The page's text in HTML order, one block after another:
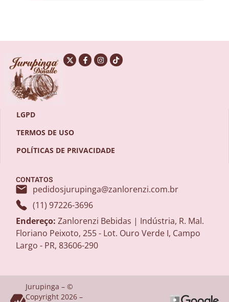
LGPD
TERMOS DE USO
POLÍTICAS DE PRIVACIDADE
CONTATOS
pedidosjurupinga@zanlorenzi.com.br
(11) 97226-3696
Endereço: Zanlorenzi Bebidas | Indústria, R. Mal.
Floriano Peixoto, 255 - Lot. Ouro Verde I, Campo
Largo - PR, 83606-290
Jurupinga – ©
Copyright 2026 –